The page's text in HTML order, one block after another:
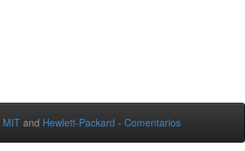
MIT and Hewlett-Packard - Comentarios